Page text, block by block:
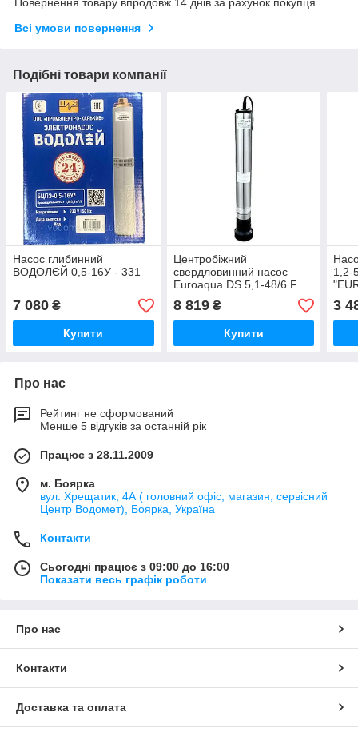
Всі умови повернення
Подібні товари компанії
Насос глибинний
ВОДОЛЄЙ 0,5-16У - 331
7 080 ₴
Купити
Центробіжний
свердловинний насос
Euroaqua DS 5,1-48/6 F
0,6 кВт (Поплавок) - 28886
8 819₴
Купити
1,2-
3
Про нас
Рейтинг не сформований
Менше 5 відгуків за останній рік
Працює з 28.11.2009
м. Боярка
вул. Хрещатик, 4А ( головний офіс, магазин, сервісний
Центр Водомет), Боярка, Україна
Контакти
Сьогодні працює з 09:00 до 16:00
Показати весь графік роботи
Про нас
Контакти
Доставка та оплата